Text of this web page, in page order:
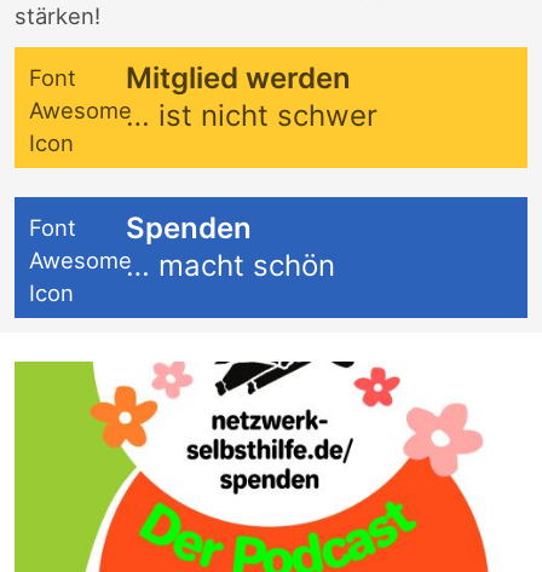
stärken!
Font
Awesome
Icon
Mitglied werden
… ist nicht schwer
Font
Awesome
Icon
Spenden
… macht schön